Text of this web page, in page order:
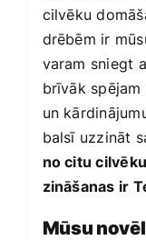
cilvēku
drēbēm ir
varam sniegt
brīvāk
un
balsī uzzināt
no citu
zināšanas ir
Mūsu